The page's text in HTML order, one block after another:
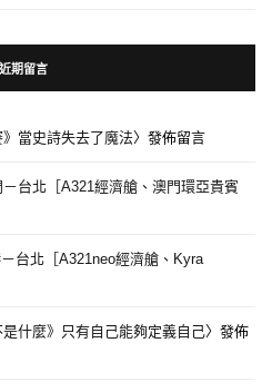
近期留言
當史詩失去了魔法〉發佈留言
台北［A321經濟艙、澳門環亞貴賓
台北［A321neo經濟艙、Kyra
什麼》只有自己能夠定義自己〉發佈